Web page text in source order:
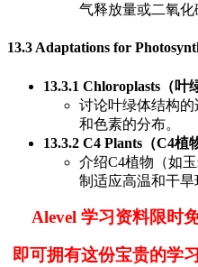
气释放量或二氧化
13.3 Adaptations for
13.3.1 Chloroplasts（叶
讨论叶绿体结构
和色素的分布。
13.3.2 C4 Plants（C4植
介绍C4植物（如
制适应高温和干旱
Alevel 学习资料限时
即可拥有这份宝贵的学